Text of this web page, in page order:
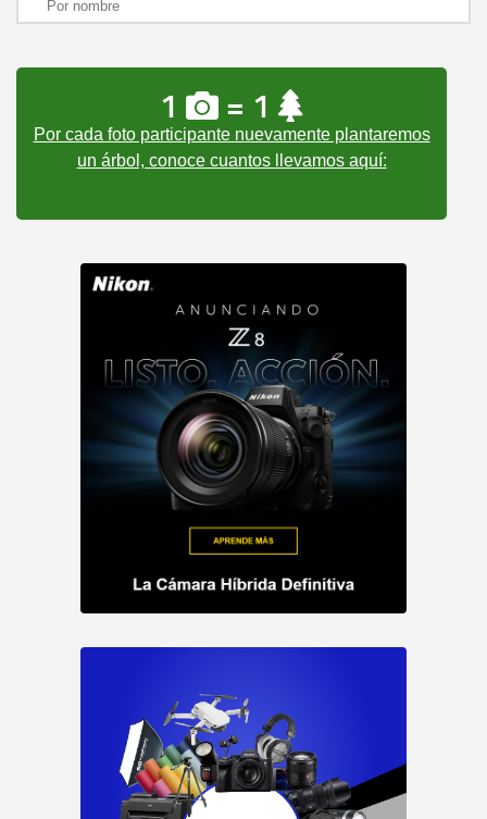
1 = 1
Por cada foto participante nuevamente plantaremos
un árbol, conoce cuantos llevamos aquí: